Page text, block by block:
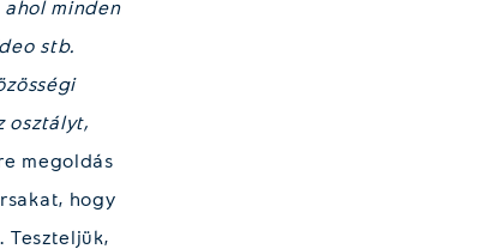
minden
stb.
osztályt,
megoldás
hogy
Teszteljük,